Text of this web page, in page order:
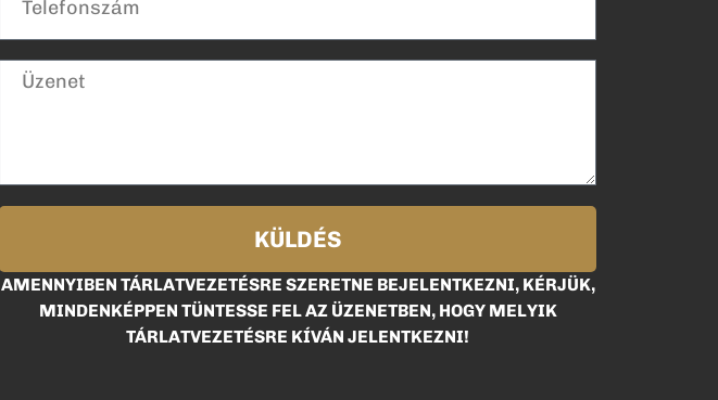
KÜLDÉS
AMENNYIBEN TÁRLATVEZETÉSRE SZERETNE BEJELENTKEZNI, KÉRJÜK,
MINDENKÉPPEN TÜNTESSE FEL AZ ÜZENETBEN, HOGY MELYIK
TÁRLATVEZETÉSRE KÍVÁN JELENTKEZNI!